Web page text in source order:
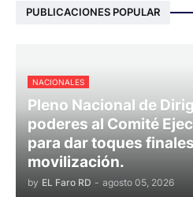
PUBLICACIONES POPULAR
NACIONALES
Pleno Nacional de
poderes al Comité
para dar toques
movilización.
by EL Faro RD - agosto 05, 2026